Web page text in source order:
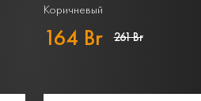
Коричневый
164 Br 261 Br